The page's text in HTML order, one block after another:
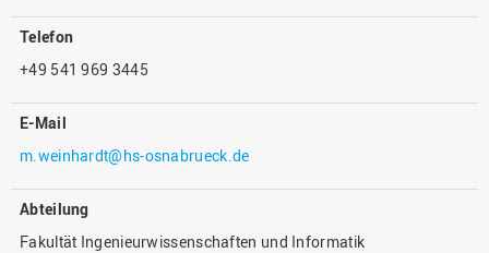
Telefon
+49 541 969 3445
E-Mail
m.weinhardt@hs-osnabrueck.de
Abteilung
Fakultät Ingenieurwissenschaften und Informatik